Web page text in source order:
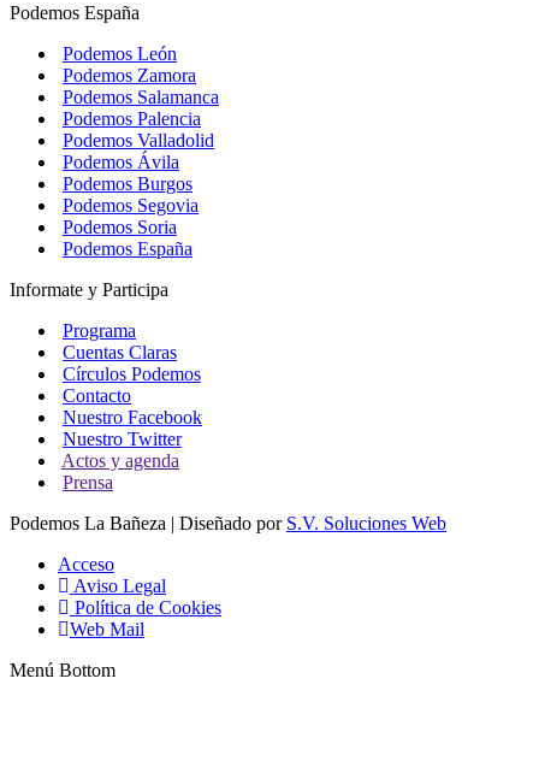
Podemos España
Podemos León
Podemos Zamora
Podemos Salamanca
Podemos Palencia
Podemos Valladolid
Podemos Ávila
Podemos Burgos
Podemos Segovia
Podemos Soria
Podemos España
Informate y Participa
Programa
Cuentas Claras
Círculos Podemos
Contacto
Nuestro Facebook
Nuestro Twitter
Actos y agenda
Prensa
Podemos La Bañeza | Diseñado por S.V. Soluciones Web
Acceso
Aviso Legal
Política de Cookies
Web Mail
Menú Bottom